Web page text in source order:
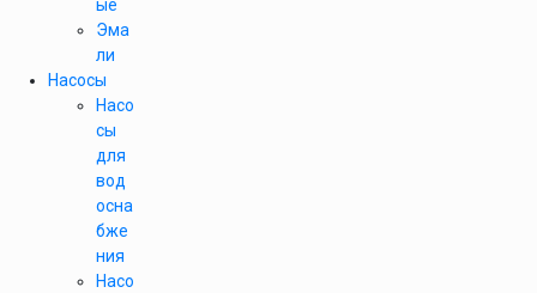
ые
Эма
ли
Насосы
Насо
сы
для
вод
осна
бже
ния
Насо